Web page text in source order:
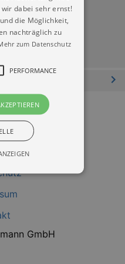
GmbH
dabei sehr ernst!
die Möglichkeit,
nachträglich zu
zum Datenschutz
PERFORMANCE
für die
unserer Webseite
das Login in Ihren